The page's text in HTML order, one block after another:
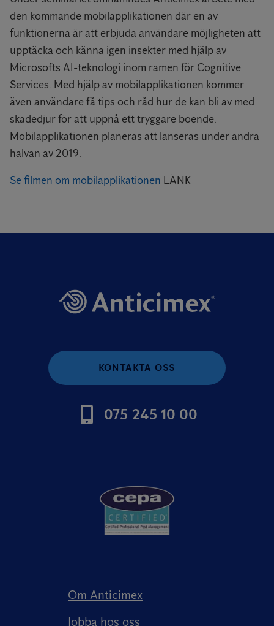
den kommande mobilapplikationen där en av
funktionerna är att erbjuda användare möjligheten att
upptäcka och känna igen insekter med hjälp av
Microsofts AI-teknologi inom ramen för Cognitive
Services. Med hjälp av mobilapplikationen kommer
även användare få tips och råd hur de kan bli av med
skadedjur för att uppnå ett tryggare boende.
Mobilapplikationen planeras att lanseras under andra
halvan av 2019.
Se filmen om mobilapplikationen LÄNK
KONTAKTA OSS
075 245 10 00
Om Anticimex
Jobba hos oss